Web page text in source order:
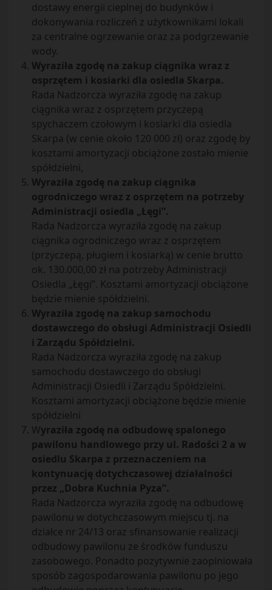
dostawy energii cieplnej do budynków i
dokonywania rozliczeń z użytkownikami lokali
za centralne ogrzewanie oraz za podgrzewanie
wody.
Wyraziła zgodę na zakup ciągnika wraz z
osprzętem i kosiarki dla osiedla Skarpa.
Rada Nadzorcza wyraziła zgodę na zakup
ciągnika wraz z osprzętem przyczepą
spychaczem czołowym i kosiarki dla osiedla
Skarpa (w cenie około 120 000 zł) oraz zgodę by
kosztami amortyzacji obciążone zostało mienie
spółdzielni,
Wyraziła zgodę na zakup ciągnika
ogrodniczego wraz z osprzętem na potrzeby
Administracji osiedla „Łęgi”.
Rada Nadzorcza wyraziła zgodę na zakup
ciągnika ogrodniczego wraz z osprzętem
(przyczepą, pługiem i kosiarką) w cenie brutto
ok. 130.000,00 zł na potrzeby Administracji
Osiedla „Łęgi”. Kosztami amortyzacji obciążone
będzie mienie spółdzielni.
Wyraziła zgodę na zakup samochodu
dostawczego do obsługi Administracji Osiedli
i Zarządu Spółdzielni.
Rada Nadzorcza wyraziła zgodę na zakup
samochodu dostawczego do obsługi
Administracji Osiedli i Zarządu Spółdzielni.
Kosztami amortyzacji obciążone będzie mienie
spółdzielni
Wyraziła zgodę na odbudowę spalonego
pawilonu handlowego przy ul. Radości 2 a w
osiedlu Skarpa z przeznaczeniem na
kontynuację dotychczasowej działalności
przez „Dobra Kuchnia Pyza”.
Rada Nadzorcza wyraziła zgodę na odbudowę
pawilonu w dotychczasowym miejscu tj. na
działce nr 24/13 oraz sfinansowanie realizacji
odbudowy pawilonu ze środków funduszu
zasobowego. Ponadto pozytywnie zaopiniowała
sposób zagospodarowania pawilonu po jego